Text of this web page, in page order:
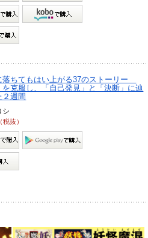
落ちてもはい上がる37のストーリー
を克服し、「自己発見」と「決断」に辿
２週間
シ
税抜）